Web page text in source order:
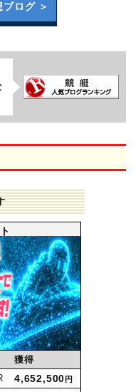
ログ ＞
獲得
4,652,500 円